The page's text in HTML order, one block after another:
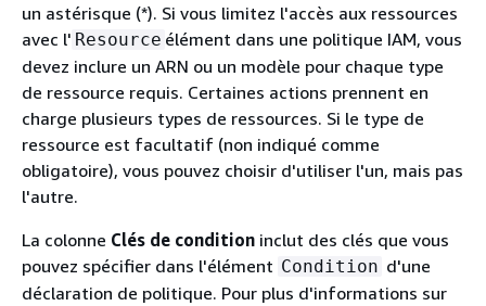
un astérisque (*). Si vous limitez l'accès aux ressources
avec l' Resource élément dans une politique IAM, vous
devez inclure un ARN ou un modèle pour chaque type
de ressource requis. Certaines actions prennent en
charge plusieurs types de ressources. Si le type de
ressource est facultatif (non indiqué comme
obligatoire), vous pouvez choisir d'utiliser l'un, mais pas
l'autre.
La colonne Clés de condition inclut des clés que vous
pouvez spécifier dans l'élément Condition d'une
déclaration de politique. Pour plus d'informations sur